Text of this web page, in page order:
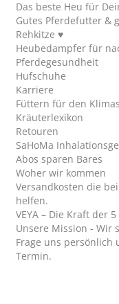
Das beste Heu für
Gutes Pferdefutter &
Rehkitze ♥
Heubedampfer für
Pferdegesundheit
Hufschuhe
Karriere
Füttern für den
Kräuterlexikon
Retouren
SaHoMa
Abos sparen Bares
Woher wir kommen
Versandkosten die
helfen.
VEYA – Die Kraft der
Unsere Mission - Wir
Frage uns persönlich
Termin.